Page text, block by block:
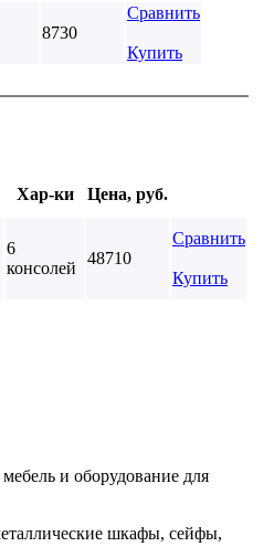
8730
Сравнить
Купить
Хар-ки Цена, руб.
6
консолей
48710
Сравнить
Купить
и оборудование для
шкафы, сейфы,